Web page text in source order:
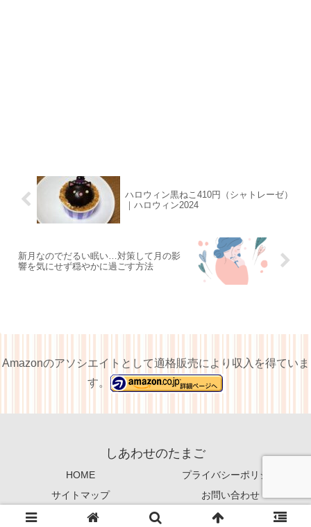
ハロウィン黒ねこ410円（シャトレーゼ）
｜ハロウィン2024
新月なのでだるい眠い…対策して月の影
響を気にせず穏やかに過ごす方法
Amazonのアソシエイトとして適格販売により収入を得ていま
す。
しあわせのたまご
HOME
プライバシーポリシー
サイトマップ
お問い合わせ
Copyright © 2024-2026 しあわせのたまご All Rights Reserved.